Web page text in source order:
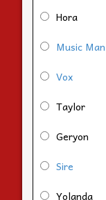
Hora
Music Man
Vox
Taylor
Geryon
Sire
Yolanda